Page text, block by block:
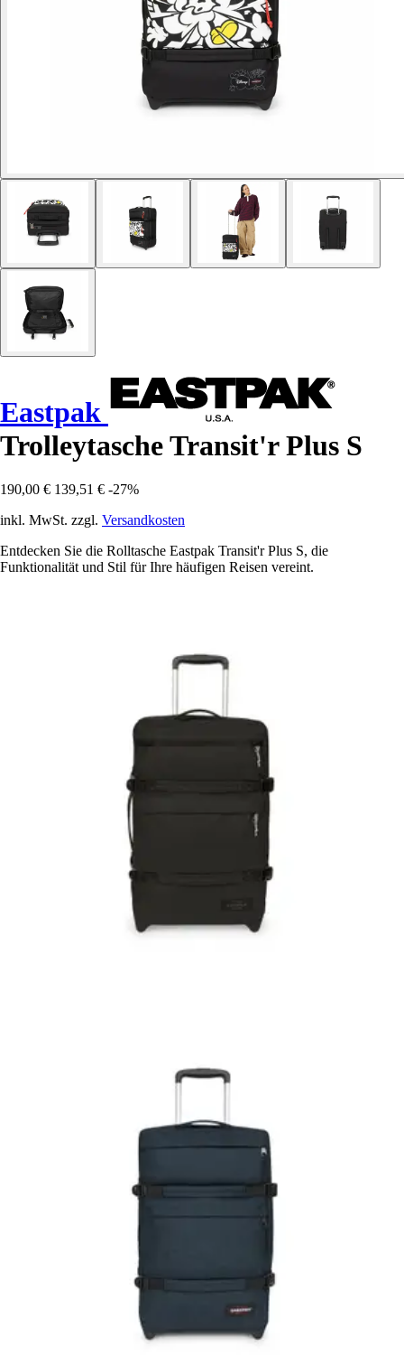
Eastpak
Trolleytasche Transit'r Plus S
190,00 € 139,51 € -27%
inkl. MwSt. zzgl. Versandkosten
Entdecken Sie die Rolltasche Eastpak Transit'r Plus S, die
Funktionalität und Stil für Ihre häufigen Reisen vereint.